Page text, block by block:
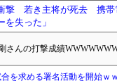
撃 若き主将が死去 携帯
失った」
さんの打撃成績
を求める署名活動を開始ｗ